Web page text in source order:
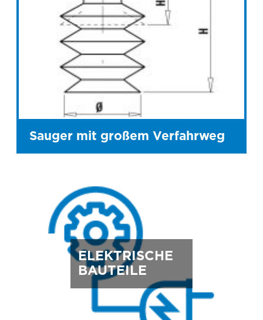
Sauger mit großem Verfahrweg
ELEKTRISCHE
BAUTEILE